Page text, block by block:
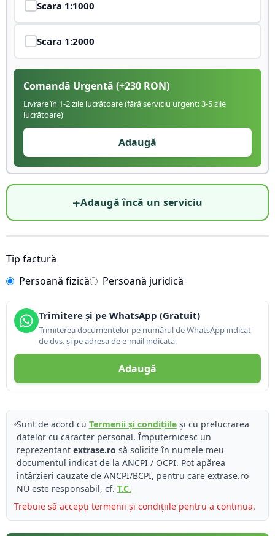
Scara 1:1000
Scara 1:2000
Comandă Urgentă (+230 RON)
Livrare în 1-2 zile lucrătoare (fără serviciu urgent: 3-5 zile
lucrătoare)
Adaugă
+Adaugă încă un serviciu
Tip factură
Persoană fizică
Persoană juridică
Trimitere și pe WhatsApp (Gratuit)
Trimiterea documentelor pe numărul de WhatsApp indicat
de dvs. și pe adresa de e-mail indicată.
Adaugă
Sunt de acord cu Termenii și condițiileși cu prelucrarea
datelor cu caracter personal. Împuternicesc un
reprezentant extrase.ro să solicite în numele meu
documentul indicat de la ANCPI / OCPI. Pot apărea
întârzieri cauzate de ANCPI/BCPI, pentru care extrase.ro
NU este responsabil, cf. T.C.
Trebuie să accepți termenii și condițiile pentru a continua.